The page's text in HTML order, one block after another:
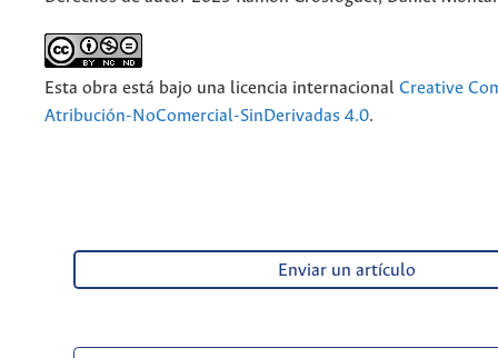
Esta obra está bajo una licencia internacional Creative
Atribución-NoComercial-SinDerivadas 4.0.
Enviar un artículo